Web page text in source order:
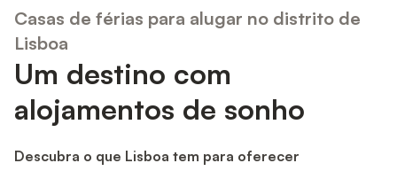
Casas de férias para alugar no distrito de
Lisboa
Um destino com
alojamentos de sonho
Descubra o que Lisboa tem para oferecer